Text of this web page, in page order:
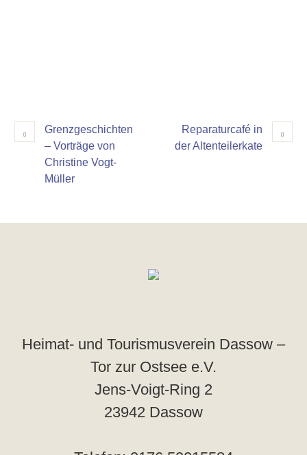
Grenzgeschichten
– Vorträge von
Christine Vogt-
Müller
Reparaturcafé in
der Altenteilerkate
Heimat- und Tourismusverein Dassow –
Tor zur Ostsee e.V.
Jens-Voigt-Ring 2
23942 Dassow